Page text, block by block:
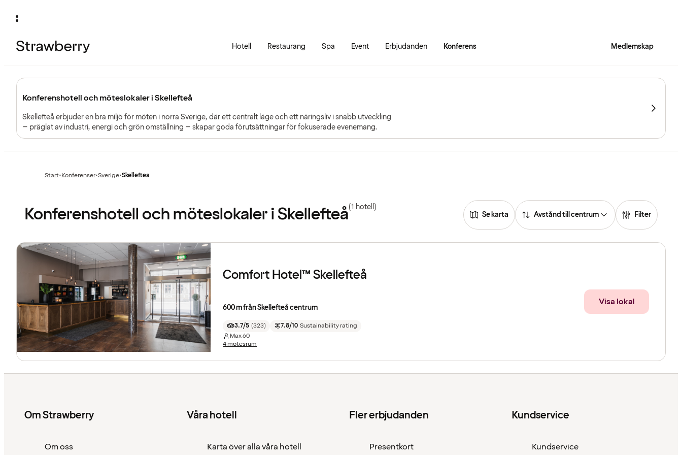
Hotell Restaurang Spa Event Erbjudanden Konferens Medlemskap
Konferenshotell och möteslokaler i Skellefteå
Skellefteå erbjuder en bra miljö för möten i norra Sverige, där ett centralt läge och ett näringsliv i snabb utveckling
– präglat av industri, energi och grön omställning – skapar goda förutsättningar för fokuserade evenemang.
Start•Föregående
Konferenser•Föregående
Sverige•Skelleftea
Konferenshotell och möteslokaler i Skellefteå(1 hotell)
Se karta
Avstånd till centrum Filter
Comfort Hotel™ Skellefteå
600 m från Skellefteå centrum
3.7/5 (323) 7.8/10 Sustainability rating
Max60
4 mötesrum
Visa lokal
Om Strawberry
Om oss
Våra hotell
Karta över alla våra hotell
Fler erbjudanden
Presentkort
Kundservice
Kundservice